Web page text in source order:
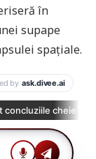
în
supape
spațiale.